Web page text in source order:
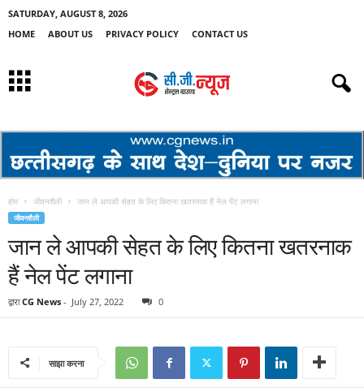
SATURDAY, AUGUST 8, 2026
HOME
ABOUT US PRIVACY POLICY CONTACT US
होम जीवनशैली जान ले आपकी सेहत के लिए कितना खतरनाक हैं नेल पेंट लगाना
जीवनशैली
जान ले आपकी सेहत के लिए कितना खतरनाक
हैं नेल पेंट लगाना
द्वारा CG News - July 27, 2022 0
साझा करना